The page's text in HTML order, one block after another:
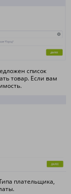
список
товар. Если вам
плательщика,